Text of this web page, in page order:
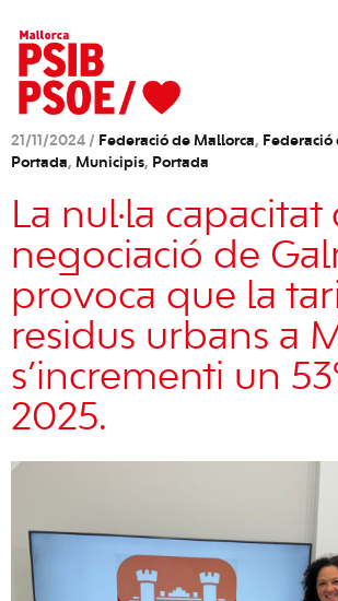
21/11/2024 / Federació de Mallorca,
Portada, Municipis, Portada
La nul·la capacitat
negociació de
provoca que la
residus urbans a
s’incrementi un
2025.